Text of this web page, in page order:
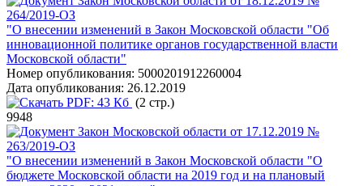
264/2019-ОЗ
"О внесении изменений в Закон Московской области "Об
инновационной политике органов государственной власти
Московской области"
Номер опубликования: 5000201912260004
Дата опубликования: 26.12.2019
PDF: 43 Кб (2 стр.)
9948
Закон Московской области от 17.12.2019 №
263/2019-ОЗ
"О внесении изменений в Закон Московской области "О
бюджете Московской области на 2019 год и на плановый